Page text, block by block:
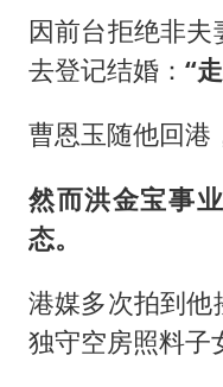
因前台拒绝非
去登记结婚： “
曹恩玉随他回港
然而洪金宝事
态。
港媒多次拍到他
独守空房照料子